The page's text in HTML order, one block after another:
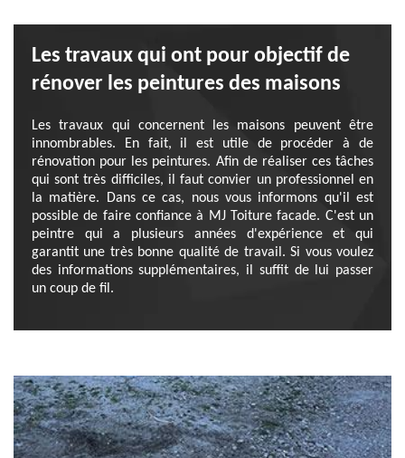
Les travaux qui ont pour objectif de
rénover les peintures des maisons
Les travaux qui concernent les maisons peuvent être
innombrables. En fait, il est utile de procéder à de
rénovation pour les peintures. Afin de réaliser ces tâches
qui sont très difficiles, il faut convier un professionnel en
la matière. Dans ce cas, nous vous informons qu'il est
possible de faire confiance à MJ Toiture facade. C'est un
peintre qui a plusieurs années d'expérience et qui
garantit une très bonne qualité de travail. Si vous voulez
des informations supplémentaires, il suffit de lui passer
un coup de fil.